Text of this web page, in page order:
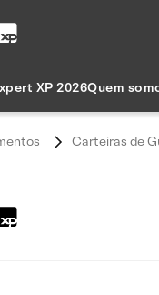
XP 2026Quem
Carteiras de